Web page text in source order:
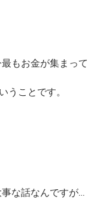
最もお金が集まって
うことです。
な話なんですが…